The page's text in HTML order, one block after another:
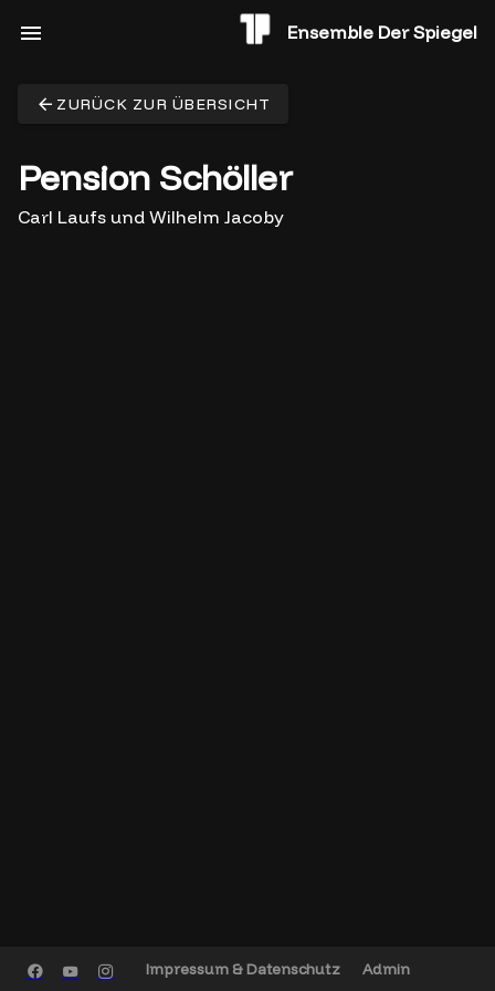
Ensemble Der Spiegel
ZURÜCK ZUR ÜBERSICHT
Pension Schöller
Carl Laufs und Wilhelm Jacoby
Impressum & Datenschutz Admin